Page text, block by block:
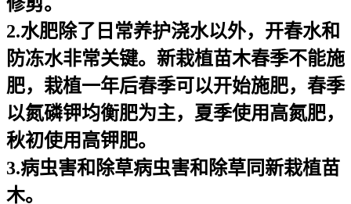
2.水肥除了日常养护浇水以外，开春水和
防冻水非常关键。新栽植苗木春季不能施
肥，栽植一年后春季可以开始施肥，春季
以氮磷钾均衡肥为主，夏季使用高氮肥，
秋初使用高钾肥。
3.病虫害和除草病虫害和除草同新栽植苗
木。